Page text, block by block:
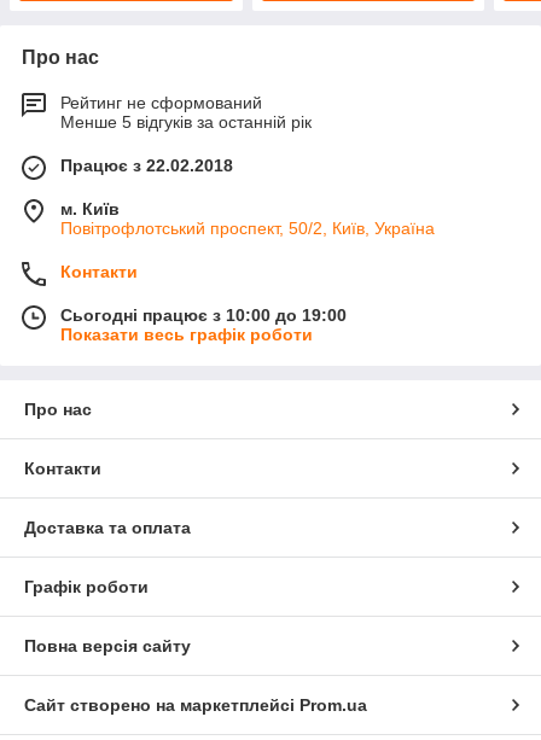
Про нас
Рейтинг не сформований
Менше 5 відгуків за останній рік
Працює з 22.02.2018
м. Київ
Повітрофлотський проспект, 50/2, Київ, Україна
Контакти
Сьогодні працює з 10:00 до 19:00
Показати весь графік роботи
Про нас
Контакти
Доставка та оплата
Графік роботи
Повна версія сайту
Сайт створено на маркетплейсі Prom.ua